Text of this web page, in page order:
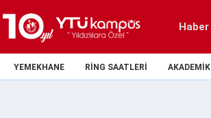
Haber
YEMEKHANE RING SAATLERI